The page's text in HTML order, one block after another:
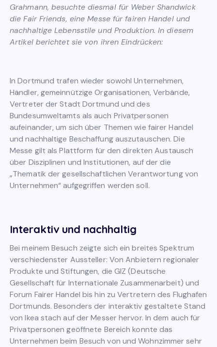
Grahmann, besuchte diesmal für Weber Shandwick
die Fair Friends, eine Messe für fairen Handel und
nachhaltige Lebensstile und Produktion. In diesem
Artikel berichtet sie von ihren Eindrücken:
In Dortmund trafen wieder sowohl Unternehmen,
Händler, gemeinnützige Organisationen, Verbände,
Vertreter der Stadt Dortmund und des
Bundesumweltamts als auch Privatpersonen
aufeinander, um sich über Themen wie fairer Handel
und nachhaltige Beschaffung auszutauschen. Die
Messe gilt als Plattform für den direkten Austausch
über Disziplinen und Institutionen, auf der die
„Thematik der gesellschaftlichen Verantwortung von
Unternehmen“ aufgegriffen werden soll.
Interaktiv und nachhaltig
Bei meinem Besuch zeigte sich ein breites Spektrum
verschiedenster Aussteller: Von Anbietern regionaler
Produkte und Stiftungen, die GIZ (Deutsche
Gesellschaft für Internationale Zusammenarbeit) und
Forum Fairer Handel bis hin zu Vertretern des Flughafen
Dortmunds. Besonders der interaktiv gestaltete Stand
von Ikea stach auf der Messer hervor. In dem auch für
Privatpersonen geöffnete Bereich konnte das
Unternehmen beim Besuch von und Wohnzimmer sehr